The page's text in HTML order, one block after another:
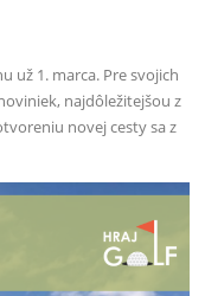
už 1. marca. Pre svojich
najdôležitejšou z
novej cesty sa z